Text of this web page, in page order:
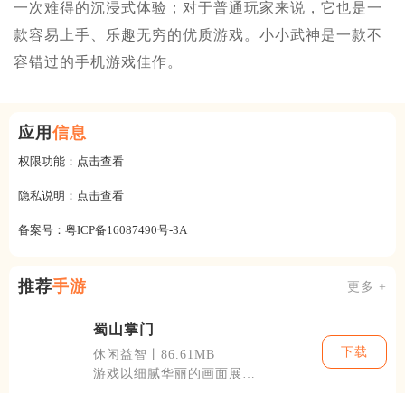
一次难得的沉浸式体验；对于普通玩家来说，它也是一
款容易上手、乐趣无穷的优质游戏。小小武神是一款不
容错过的手机游戏佳作。
应用 信息
权限功能： 点击查看
隐私说明： 点击查看
备案号： 粤ICP备16087490号-3A
推荐手游 更多 +
蜀山掌门
休闲益智丨86.61MB
游戏以细腻华丽的画面展现
下载